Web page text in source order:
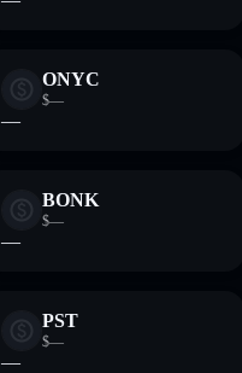
ONYC
$—
—
BONK
$—
—
PST
$—
—